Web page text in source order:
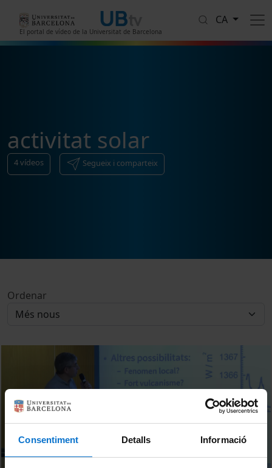
Consentiment Detalls Informació
El portal de vídeo de la Universitat de Barcelona
CA
activitat solar
4vídeos Segueix i comparteix
Ordenar